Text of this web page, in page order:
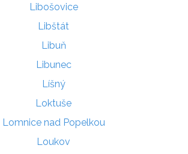
Libošovice
Libštát
Libuň
Libunec
Líšný
Loktuše
Lomnice nad Popelkou
Loukov